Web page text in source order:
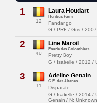
1
12
Laura Houdart
Heribus Farm
Fandango
G / PRE / Gris /
2
40
Line Maroil
Ecurie des Colombiers
Pretty Boy
G / Isabelle / 2012 /
3
11
Adeline Genain
C.E. des Altanes
Disparate
G / Isabelle / 2014 /
Genain / N: Unknown